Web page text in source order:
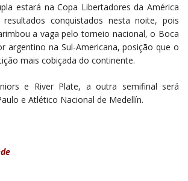
estará na Copa Libertadores da América
conquistados nesta noite, pois
a vaga pelo torneio nacional, o Boca
argentino na Sul-Americana, posição que o
mais cobiçada do continente.
e River Plate, a outra semifinal será
e Atlético Nacional de Medellín.